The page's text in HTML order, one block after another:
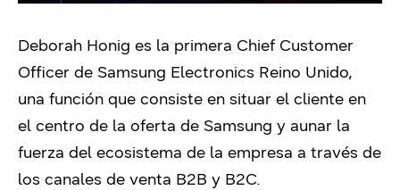
Deborah Honig es la primera Chief Customer
Officer de Samsung Electronics Reino Unido,
una función que consiste en situar el cliente en
el centro de la oferta de Samsung y aunar la
fuerza del ecosistema de la empresa a través de
los canales de venta B2B y B2C.